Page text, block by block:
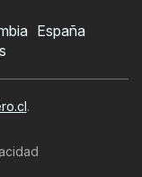
España
.